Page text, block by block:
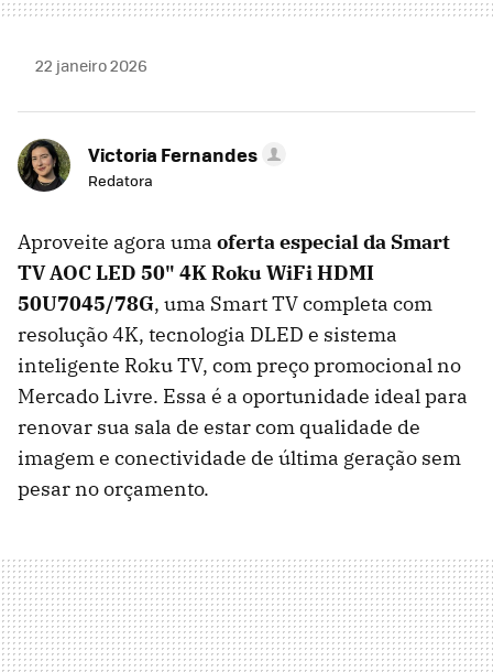
22 janeiro 2026
Victoria Fernandes
Redatora
Aproveite agora uma oferta especial da Smart
TV AOC LED 50" 4K Roku WiFi HDMI
50U7045/78G, uma Smart TV completa com
resolução 4K, tecnologia DLED e sistema
inteligente Roku TV, com preço promocional no
Mercado Livre. Essa é a oportunidade ideal para
renovar sua sala de estar com qualidade de
imagem e conectividade de última geração sem
pesar no orçamento.